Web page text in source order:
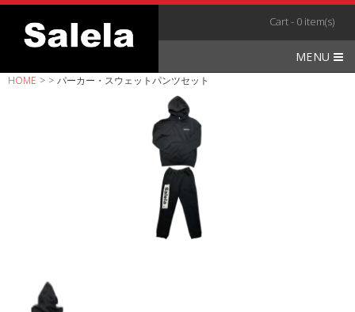
Skip
content
Cart - 0 item(s)
MENU
HOME > > パーカー・スウェットパンツセット